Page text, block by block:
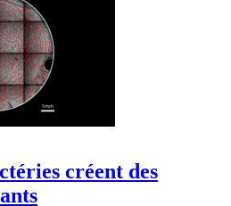
créent des